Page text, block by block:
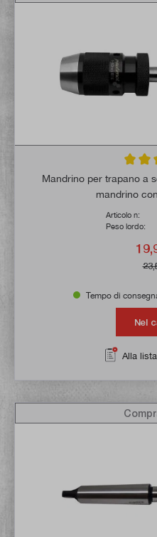
Mandrino per trapano a
mandrino
Articolo n:
Peso lordo:
Tempo di
Nel
Alla